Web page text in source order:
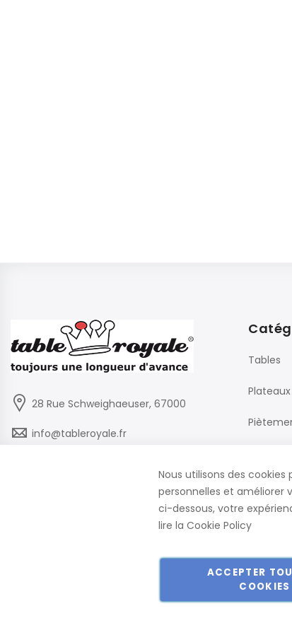
28 Rue Schweighaeuser, 67000
info@tableroyale.fr
Lundi - Vendredi: 07:30-17:00
Tables
Copyright © 2018-2024 présent Keller Objektmöbel
Nous utilisons des
personnelles et améliorer
ci-dessous, votre
lire laCookie Policy
ACCEPTER
COOKIES